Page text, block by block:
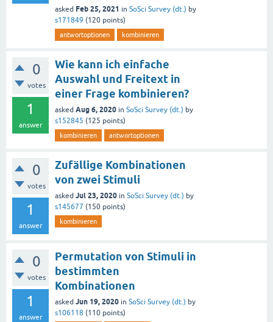
asked Feb 25, 2021 in SoSci Survey (dt.) by
s171849 (120 points)
antwortoptionen kombinieren
0
votes
1
answer
Wie kann ich einfache
Auswahl und Freitext in
einer Frage kombinieren?
asked Aug 6, 2020 in SoSci Survey (dt.) by
s152845 (125 points)
kombinieren antwortoptionen
0
votes
1
answer
Zufällige Kombinationen
von zwei Stimuli
asked Jul 23, 2020 in SoSci Survey (dt.) by
s145677 (150 points)
kombinieren
0
votes
1
answer
Permutation von Stimuli in
bestimmten
Kombinationen
asked Jun 19, 2020 in SoSci Survey (dt.) by
s106118 (110 points)